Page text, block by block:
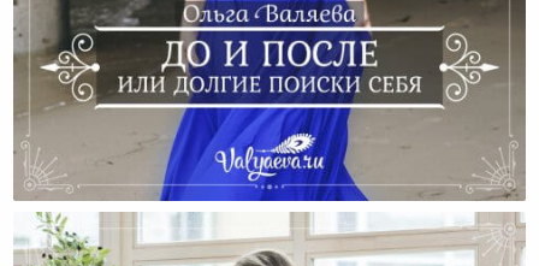
До И После Или Долгие Поиски Себя